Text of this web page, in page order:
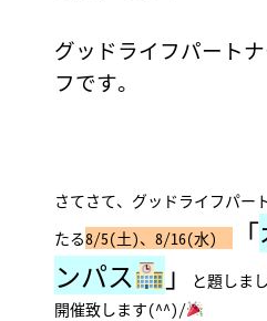
グッドライフパート
フです。
さてさて、グッドライフパー
たる8/5(土)、8/16(水) 「
ンパス
」 と題しまし
開催致します(^^)/